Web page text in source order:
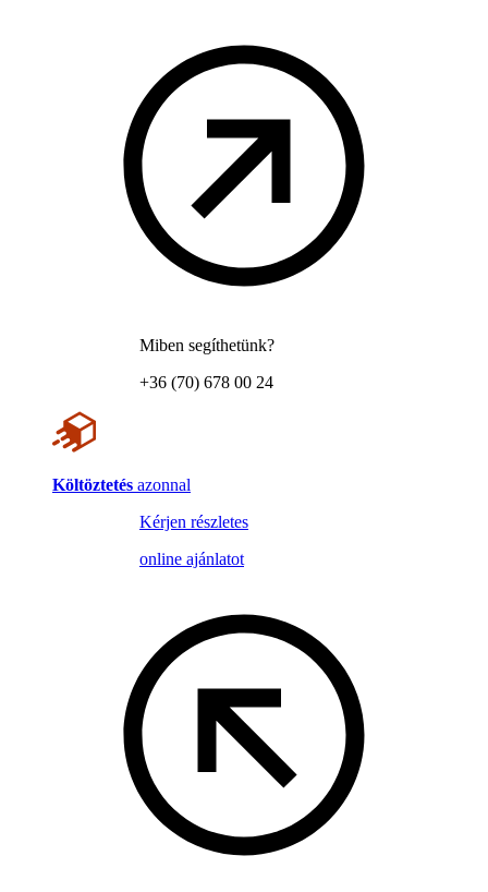
Miben segíthetünk?
+36 (70) 678 00 24
Költöztetés azonnal
Kérjen részletes
online ajánlatot